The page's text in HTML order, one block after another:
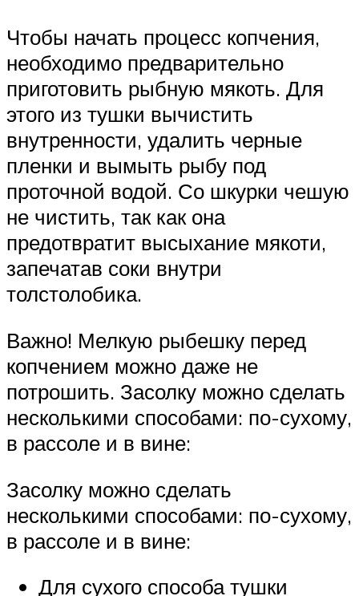
Чтобы начать процесс копчения,
необходимо предварительно
приготовить рыбную мякоть. Для
этого из тушки вычистить
внутренности, удалить черные
пленки и вымыть рыбу под
проточной водой. Со шкурки чешую
не чистить, так как она
предотвратит высыхание мякоти,
запечатав соки внутри
толстолобика.
Важно! Мелкую рыбешку перед
копчением можно даже не
потрошить. Засолку можно сделать
несколькими способами: по-сухому,
в рассоле и в вине:
Засолку можно сделать
несколькими способами: по-сухому,
в рассоле и в вине:
Для сухого способа тушки